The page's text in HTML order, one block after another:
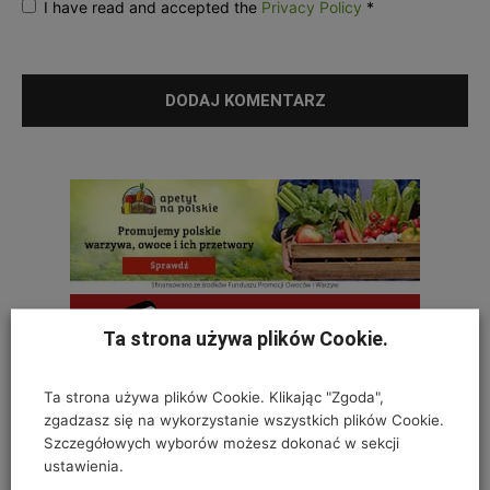
I have read and accepted the Privacy Policy *
OSTATNIE KOMENTARZE
Ta strona używa plików Cookie.
Ta strona używa plików Cookie. Klikając "Zgoda",
zgadzasz się na wykorzystanie wszystkich plików Cookie.
Szczegółowych wyborów możesz dokonać w sekcji
ustawienia.